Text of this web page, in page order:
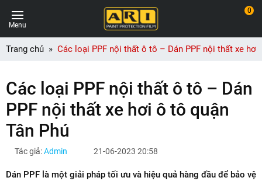
Menu
0
Trang chủ Các loại PPF nội thất ô tô – Dán PPF nội thất xe hơi
Các loại PPF nội thất ô tô – Dán
PPF nội thất xe hơi ô tô quận
Tân Phú
Tác giả:Admin 21-06-2023 20:58
Dán PPF là một giải pháp tối ưu và hiệu quả hàng đầu để bảo vệ